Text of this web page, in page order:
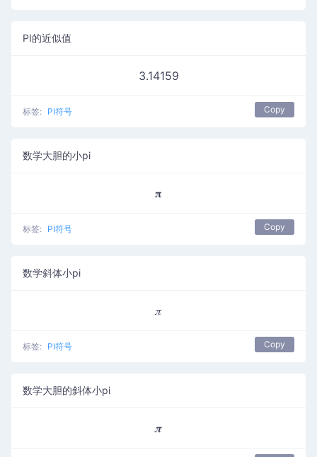
PI的近似值
3.14159
标签: PI符号 Copy
数学大胆的小pi
𝛑
标签: PI符号 Copy
数学斜体小pi
𝜋
标签: PI符号 Copy
数学大胆的斜体小pi
𝝅